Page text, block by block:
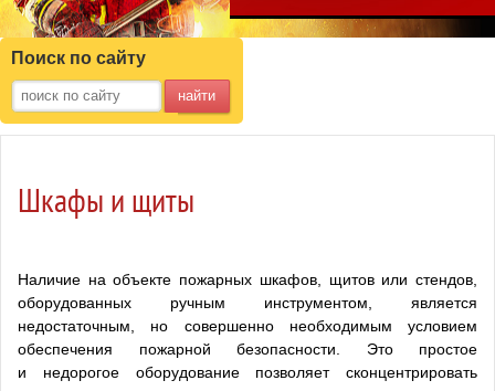
Поиск по сайту
найти
Шкафы и щиты
Наличие на объекте пожарных шкафов, щитов или стендов,
оборудованных ручным инструментом, является
недостаточным, но совершенно необходимым условием
обеспечения пожарной безопасности. Это простое
и недорогое оборудование позволяет сконцентрировать